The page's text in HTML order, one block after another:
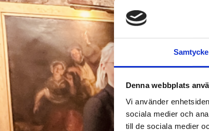
Samtycke
Denna webbplats
Vi använder
sociala medier och
till de sociala medier